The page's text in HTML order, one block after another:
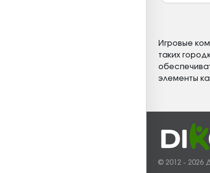
Игровые
таких
элементы
© 2012 - 2026